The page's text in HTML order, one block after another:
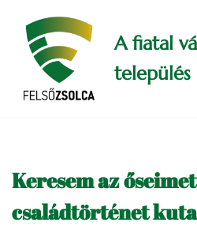
Skip
content
A fiatal
település
Keresem az
családtörténet